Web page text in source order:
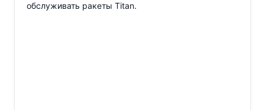
обслуживать ракеты Titan.